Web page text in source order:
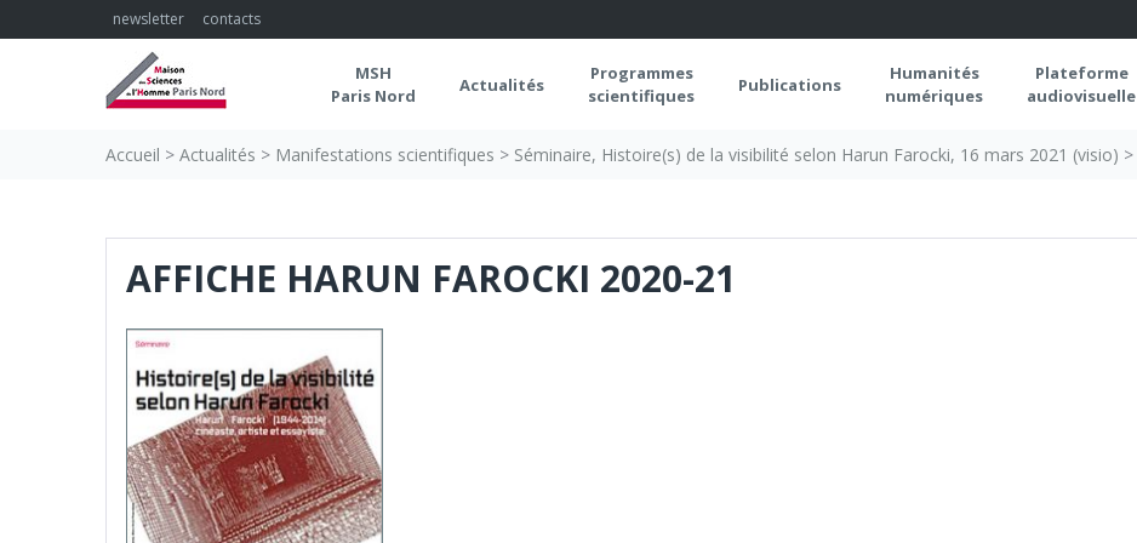
to
newsletter contacts
MSH
Paris Nord
Actualités
Programmes
scientifiques
Publications
Humanités
numériques
Plateforme
audiovisuelle
Accueil > Actualités > Manifestations scientifiques > Séminaire, Histoire(s) de la visibilité selon Harun Farocki, 16 mars 2021 (visio) >
AFFICHE HARUN FAROCKI 2020-21